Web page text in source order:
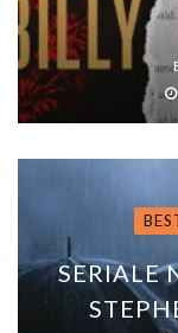
SERIALE